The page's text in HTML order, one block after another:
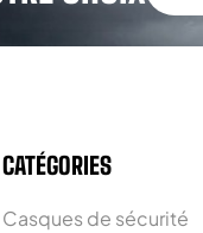
CATÉGORIES
Casques de sécurité